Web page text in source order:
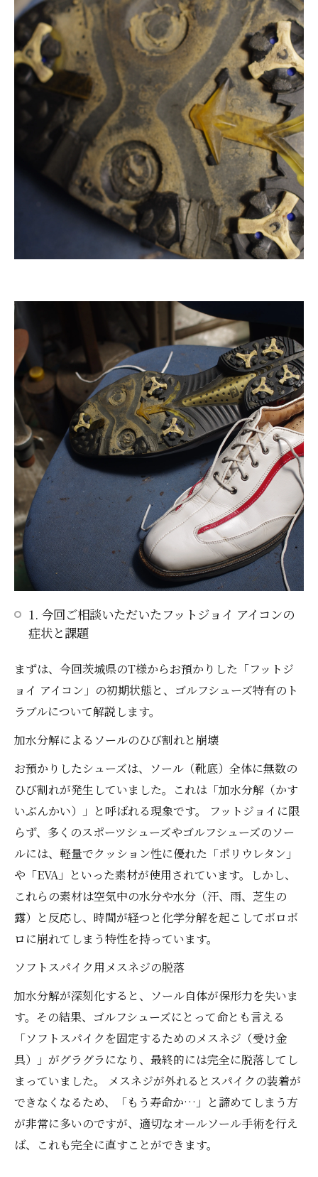
1. 今回ご相談いただいたフットジョイ アイコンの
症状と課題
まずは、今回茨城県のT様からお預かりした「フットジ
ョイ アイコン」の初期状態と、ゴルフシューズ特有のト
ラブルについて解説します。
加水分解によるソールのひび割れと崩壊
お預かりしたシューズは、ソール（靴底）全体に無数の
ひび割れが発生していました。これは「加水分解（かす
いぶんかい）」と呼ばれる現象です。 フットジョイに限
らず、多くのスポーツシューズやゴルフシューズのソー
ルには、軽量でクッション性に優れた「ポリウレタン」
や「EVA」といった素材が使用されています。しかし、
これらの素材は空気中の水分や水分（汗、雨、芝生の
露）と反応し、時間が経つと化学分解を起こしてボロボ
ロに崩れてしまう特性を持っています。
ソフトスパイク用メスネジの脱落
加水分解が深刻化すると、ソール自体が保形力を失いま
す。その結果、ゴルフシューズにとって命とも言える
「ソフトスパイクを固定するためのメスネジ（受け金
具）」がグラグラになり、最終的には完全に脱落してし
まっていました。 メスネジが外れるとスパイクの装着が
できなくなるため、「もう寿命か…」と諦めてしまう方
が非常に多いのですが、適切なオールソール手術を行え
ば、これも完全に直すことができます。